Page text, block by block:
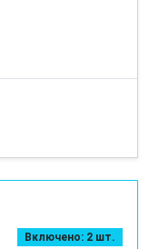
Включено: 2 шт.